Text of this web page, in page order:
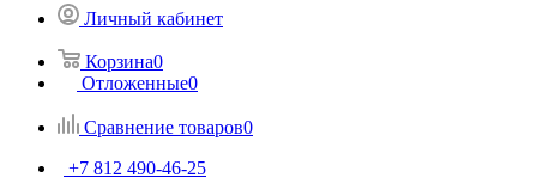
Личный кабинет
Корзина0
Отложенные0
Сравнение товаров0
+7 812 490-46-25